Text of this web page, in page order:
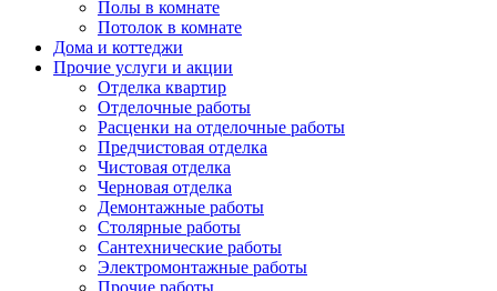
Полы в комнате
Потолок в комнате
Дома и коттеджи
Прочие услуги и акции
Отделка квартир
Отделочные работы
Расценки на отделочные работы
Предчистовая отделка
Чистовая отделка
Черновая отделка
Демонтажные работы
Столярные работы
Сантехнические работы
Электромонтажные работы